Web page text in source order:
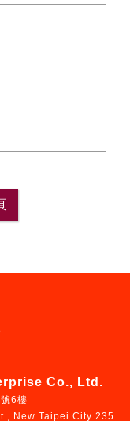
Co., Ltd.
6樓
New Taipei City 235